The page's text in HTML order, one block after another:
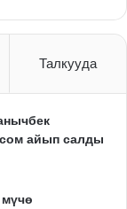
Талкууда
сом айып салды